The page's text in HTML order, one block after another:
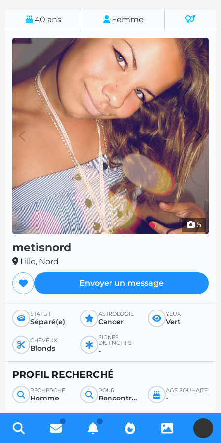
40 ans Femme
5
metisnord
Lille, Nord
Envoyer un message
STATUT
Séparé(e)
ASTROLOGIE
Cancer
YEUX
Vert
CHEVEUX
Blonds
SIGNES
DISTINCTIFS
-
PROFIL RECHERCHÉ
RECHERCHE
Homme
POUR
Rencontre sérieuse
ÂGE SOUHAITÉ
-
Inscrivez-vous gratuitement pour accéder à des